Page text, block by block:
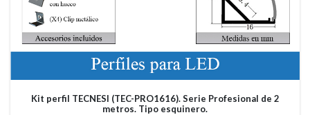
Kit perfil TECNESI (TEC-PRO1616). Serie Profesional de 2
metros. Tipo esquinero.